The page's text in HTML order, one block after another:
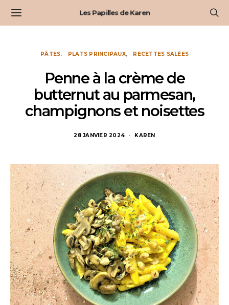
Les Papilles de Karen
PÂTES PLATS PRINCIPAUX RECETTES SALÉES
Penne à la crème de
butternut au parmesan,
champignons et noisettes
28 JANVIER 2024 KAREN